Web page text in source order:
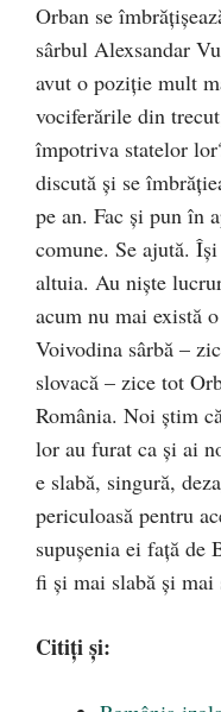
Orban se
sârbul Alexsandar
avut o poziţie mult
vociferările din
împotriva statelor
discută şi se
pe an. Fac şi pun în
comune. Se ajută.
altuia. Au nişte
acum nu mai există
Voivodina sârbă –
slovacă – zice tot
România. Noi ştim
lor au furat ca şi ai
e slabă, singură,
periculoasă pentru
supuşenia ei faţă
fi şi mai slabă şi
Citiți și: